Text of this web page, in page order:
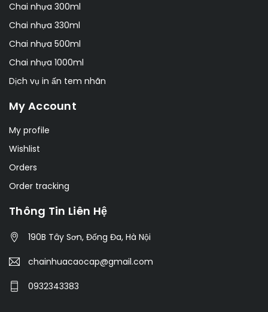
Chai nhựa 300ml
Chai nhựa 330ml
Chai nhựa 500ml
Chai nhựa 1000ml
Dịch vụ in ấn tem nhãn
My Account
My profile
Wishlist
Orders
Order tracking
Thông Tin Liên Hệ
190B Tây Sơn, Đống Đa, Hà Nội
chainhuacaocap@gmail.com
0932343383